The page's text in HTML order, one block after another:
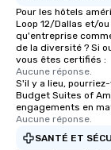
Pour les hôtels
Loop 12/Dallas et/
qu'entreprise
de la diversité ? Si
vous êtes certifiés :
Aucune réponse.
S'il y a lieu,
Budget Suites of
engagements en
Aucune réponse.
SANTÉ ET